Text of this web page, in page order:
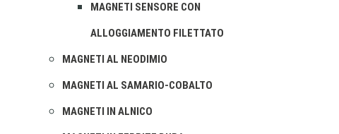
MAGNETI SENSORE CON
ALLOGGIAMENTO FILETTATO
MAGNETI AL NEODIMIO
MAGNETI AL SAMARIO-COBALTO
MAGNETI IN ALNICO